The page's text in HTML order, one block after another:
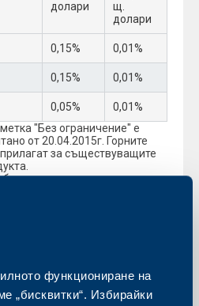
функциониране на
„бисквитки“. Избирайки
долари
щ.
долари
0,15% 0,01%
0,15% 0,01%
0,05%
0,01%
"Без ограничение" е
от 20.04.2015г. Горните
за съществуващите
ползващи продуктите
карти Visa Electron,
условия за
с посочените
или обезщетение във връзка